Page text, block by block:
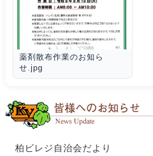
薬剤散布作業のお知ら
せ.jpg
柏ビレジ自治会だより